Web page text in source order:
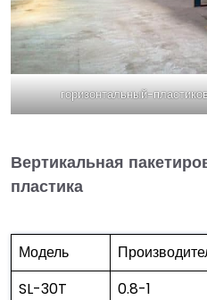
горизонтальный-
Вертикальная
пластика
Модель
SL-30T
0.8-1